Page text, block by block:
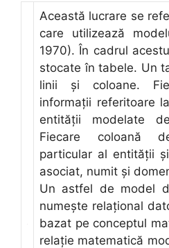
Această lucrare se
care utilizează
1970). În cadrul
stocate în tabele. Un
linii şi coloane.
informaţii referitoare
entităţii modelate
Fiecare coloană
particular al entităţii
asociat, numit şi
Un astfel de model
numeşte relaţional
bazat pe conceptul
relaţie matematică